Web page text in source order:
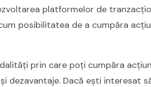
platformelor de
posibilitatea de a cumpăra
prin care poți cumpăra
dezavantaje. Dacă ești interesat